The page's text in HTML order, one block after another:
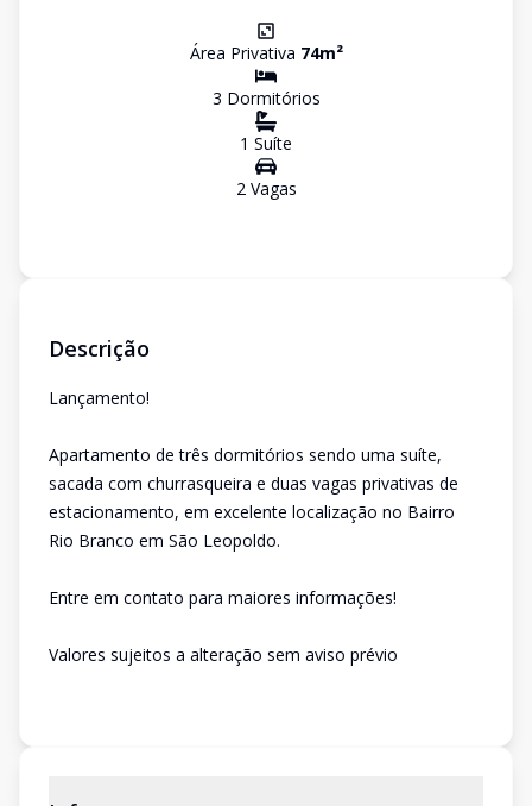
Área Privativa 74m²
3 Dormitórios
1 Suíte
2Vagas
Descrição
Lançamento!
Apartamento de três dormitórios sendo uma suíte,
sacada com churrasqueira e duas vagas privativas de
estacionamento, em excelente localização no Bairro
Rio Branco em São Leopoldo.
Entre em contato para maiores informações!
Valores sujeitos a alteração sem aviso prévio